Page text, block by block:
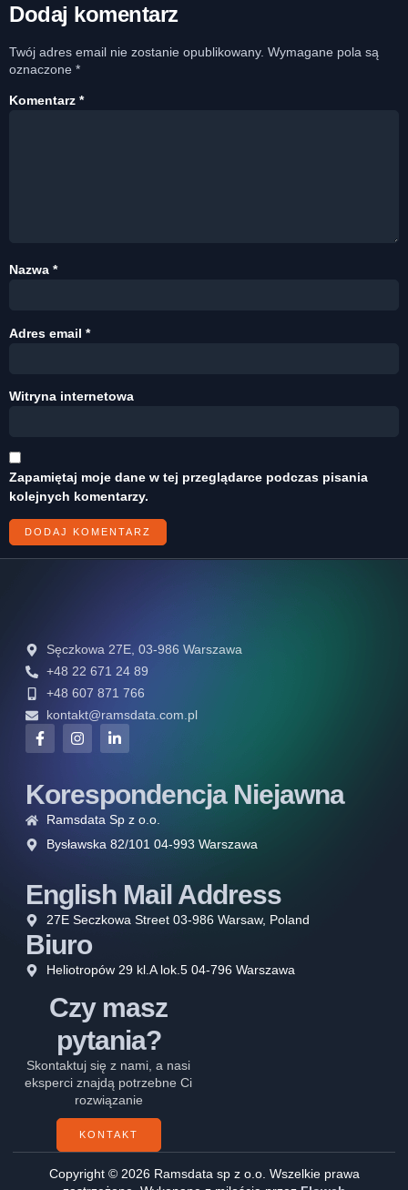
Dodaj komentarz
Twój adres email nie zostanie opublikowany. Wymagane pola są
oznaczone *
Komentarz *
Nazwa *
Adres email *
Witryna internetowa
Zapamiętaj moje dane w tej przeglądarce podczas pisania
kolejnych komentarzy.
Sęczkowa 27E, 03-986 Warszawa
+48 22 671 24 89
+48 607 871 766
kontakt@ramsdata.com.pl
Korespondencja Niejawna
Ramsdata Sp z o.o.
Bysławska 82/101 04-993 Warszawa
English Mail Address
27E Seczkowa Street 03-986 Warsaw, Poland
Biuro
Heliotropów 29 kl.A lok.5 04-796 Warszawa
Czy masz
pytania?
Skontaktuj się z nami, a nasi
eksperci znajdą potrzebne Ci
rozwiązanie
KONTAKT
Copyright © 2026 Ramsdata sp z o.o. Wszelkie prawa